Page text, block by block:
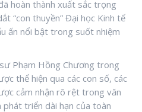
hoàn thành xuất sắc trọng
“con thuyền” Đại học Kinh tế
ấn nổi bật trong suốt nhiệm
Phạm Hồng Chương trong
thể hiện qua các con số, các
cảm nhận rõ rệt trong văn
triển dài hạn của toàn